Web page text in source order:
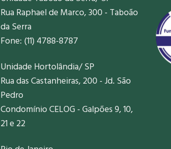
Rua Raphael de Marco, 300 - Taboão
da Serra
Fone: (11) 4788-8787
Unidade Hortolândia/ SP
Rua das Castanheiras, 200 - Jd. São
Pedro
Condomínio CELOG - Galpões 9, 10,
21 e 22